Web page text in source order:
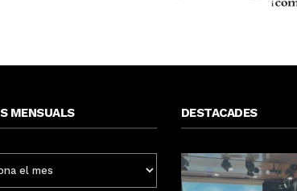
MENSUALS DESTACADES